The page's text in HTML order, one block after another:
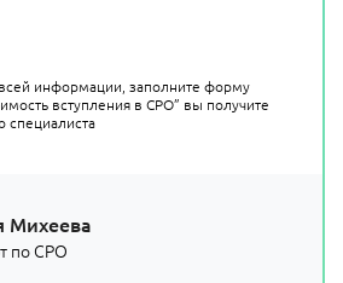
информации, заполните форму
вступления в СРО” вы получите
специалиста
Михеева
по СРО